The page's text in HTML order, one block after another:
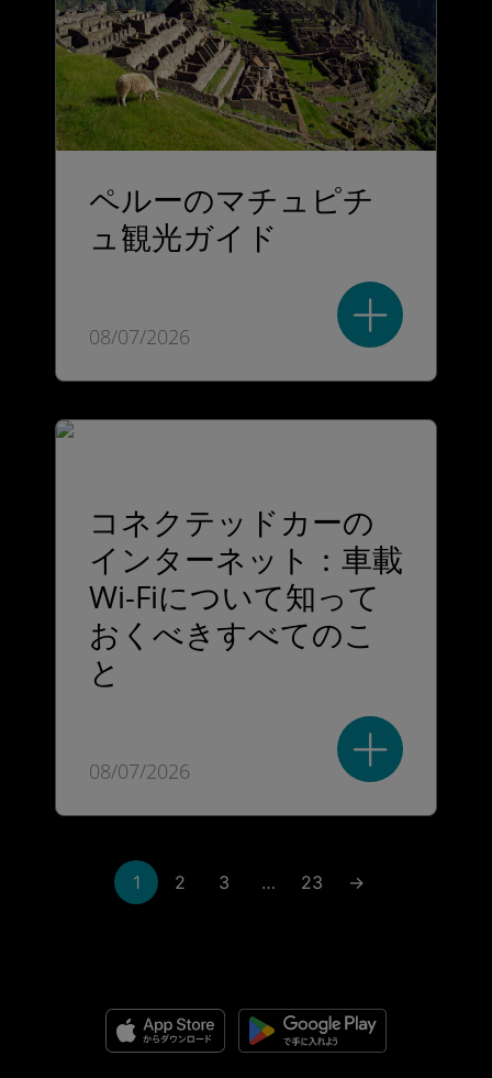
ペルーのマチュピチ
ュ観光ガイド
08/07/2026
コネクテッドカーの
インターネット：車載
Wi-Fiについて知って
おくべきすべてのこ
と
08/07/2026
1 2 3 … 23 →